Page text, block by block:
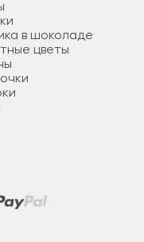
в шоколаде
цветы